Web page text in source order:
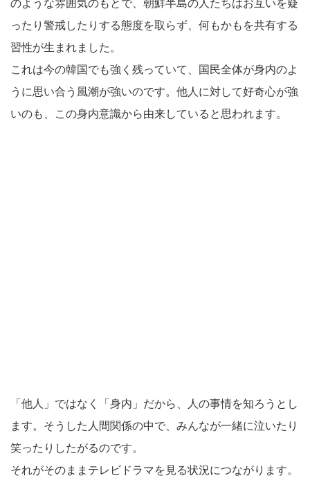
のような雰囲気のもとで、朝鮮半島の人たちはお互いを疑
ったり警戒したりする態度を取らず、何もかもを共有する
習性が生まれました。
これは今の韓国でも強く残っていて、国民全体が身内のよ
うに思い合う風潮が強いのです。他人に対して好奇心が強
いのも、この身内意識から由来していると思われます。
「他人」ではなく「身内」だから、人の事情を知ろうとし
ます。そうした人間関係の中で、みんなが一緒に泣いたり
笑ったりしたがるのです。
それがそのままテレビドラマを見る状況につながります。